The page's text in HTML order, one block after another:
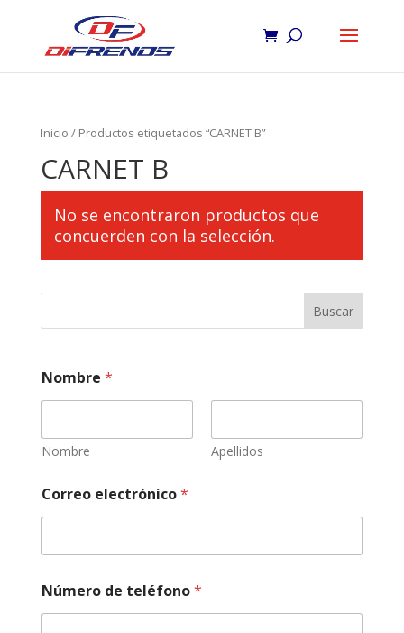
Inicio / Productos etiquetados “CARNET B”
CARNET B
No se encontraron productos que
concuerden con la selección.
Buscar
n
f
r
m
c
i
ó
t
l
f
Nombre *
Nombre Apellidos
Correo electrónico*
Número de teléfono*